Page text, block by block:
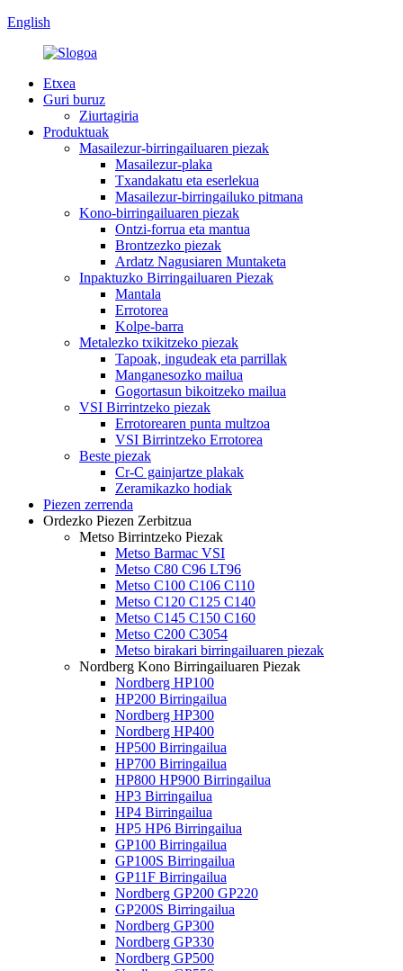
English
Etxea
Guri buruz
Ziurtagiria
Produktuak
Masailezur-birringailuaren piezak
Masailezur-plaka
Txandakatu eta eserlekua
Masailezur-birringailuko pitmana
Kono-birringailuaren piezak
Ontzi-forrua eta mantua
Brontzezko piezak
Ardatz Nagusiaren Muntaketa
Inpaktuzko Birringailuaren Piezak
Mantala
Errotorea
Kolpe-barra
Metalezko txikitzeko piezak
Tapoak, ingudeak eta parrillak
Manganesozko mailua
Gogortasun bikoitzeko mailua
VSI Birrintzeko piezak
Errotorearen punta multzoa
VSI Birrintzeko Errotorea
Beste piezak
Cr-C gainjartze plakak
Zeramikazko hodiak
Piezen zerrenda
Ordezko Piezen Zerbitzua
Metso Birrintzeko Piezak
Metso Barmac VSI
Metso C80 C96 LT96
Metso C100 C106 C110
Metso C120 C125 C140
Metso C145 C150 C160
Metso C200 C3054
Metso birakari birringailuaren piezak
Nordberg Kono Birringailuaren Piezak
Nordberg HP100
HP200 Birringailua
Nordberg HP300
Nordberg HP400
HP500 Birringailua
HP700 Birringailua
HP800 HP900 Birringailua
HP3 Birringailua
HP4 Birringailua
HP5 HP6 Birringailua
GP100 Birringailua
GP100S Birringailua
GP11F Birringailua
Nordberg GP200 GP220
GP200S Birringailua
Nordberg GP300
Nordberg GP330
Nordberg GP500